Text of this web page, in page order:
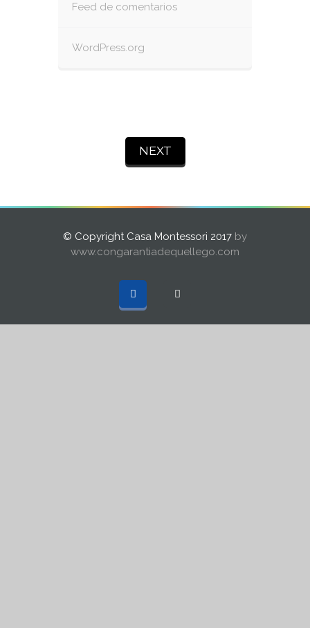
Feed de comentarios
WordPress.org
NEXT
© Copyright Casa Montessori 2017 by
www.congarantiadequellego.com